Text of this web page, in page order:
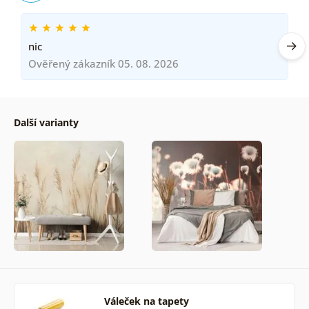
nic
Ověřený zákazník 05. 08. 2026
Další varianty
Váleček na tapety